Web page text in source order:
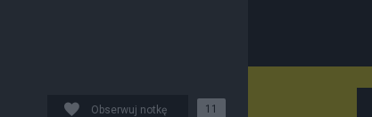
Obserwuj notkę 11